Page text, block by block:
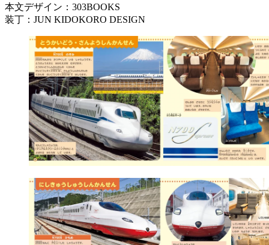
本文デザイン：303BOOKS
装丁：JUN KIDOKORO DESIGN